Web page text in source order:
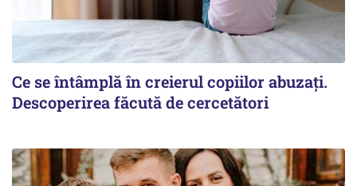
Ce se întâmplă în creierul copiilor abuzați.
Descoperirea făcută de cercetători